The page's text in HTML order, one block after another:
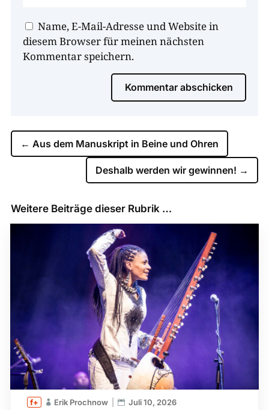
Name, E-Mail-Adresse und Website in
diesem Browser für meinen nächsten
Kommentar speichern.
Kommentar abschicken
← Aus dem Manuskript in Beine und Ohren
Deshalb werden wir gewinnen! →
Weitere Beiträge dieser Rubrik …
Erik Prochnow Juli 10, 2026